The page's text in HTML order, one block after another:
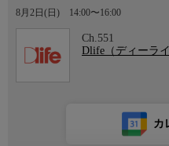
8月2日(日) 14:00〜16:00
Ch.551
Dlife（ディーライ
カ